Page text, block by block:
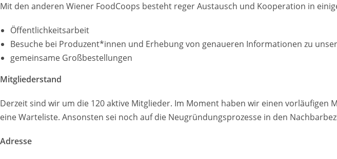
Mit den anderen Wiener FoodCoops besteht reger Austausch und Kooperation in
Öffentlichkeitsarbeit
Besuche bei Produzent*innen und Erhebung von genaueren Informationen zu
gemeinsame Großbestellungen
Mitgliederstand
Derzeit sind wir um die 120 aktive Mitglieder. Im Moment haben wir einen
eine Warteliste. Ansonsten sei noch auf die Neugründungsprozesse in den
Adresse